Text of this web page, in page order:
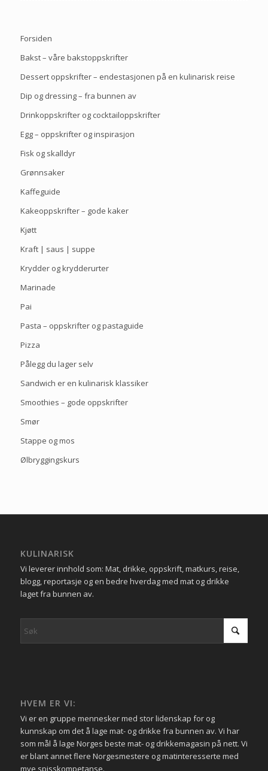
Forsiden
Bakst – våre bakstoppskrifter
Dessert oppskrifter – endestasjonen på en kulinarisk reise
Dip og dressing – fra bunnen av
Drinkoppskrifter og cocktailoppskrifter
Egg – oppskrifter og inspirasjon
Fisk og skalldyr
Grønnsaker
Kaffeguide
Kakeoppskrifter – gode kaker
Kjøtt
Kraft | saus | suppe
Krydder og krydderurter
Marinade
Pai
Pasta – oppskrifter og pastaguide
Pizza
Pålegg du lager selv
Sandwich er en kulinarisk klassiker
Smoothies – gode oppskrifter
Smør
Stappe og mos
Ølbryggingskurs
KULINARISK
Vi leverer innhold som: Mat, drikke, oppskrift, matkurs, reise,
blogg, reportasje og en bedre hverdag med mat og drikke
laget fra bunnen av.
HVEM ER VI:
Vi er en gruppe mennesker med stor lidenskap for og
kunnskap om det å lage mat- og drikke fra bunnen av. Vi har
som mål å lage Norges beste mat- og drikkemagasin på nett. Vi
er blant annet flere Norgesmestere og matinteresserte med
mye spisskompetanse.